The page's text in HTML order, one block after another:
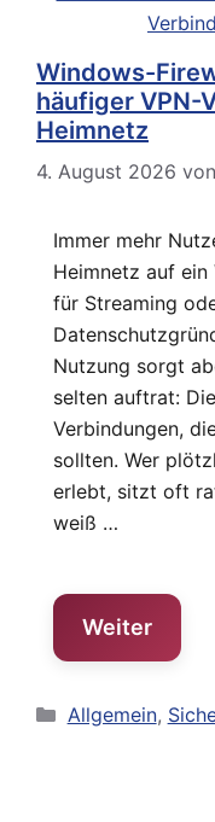
Windows-
häufiger VPN-
Heimnetz
4. August 2026 von
Immer mehr
Heimnetz auf
für Streaming
Nutzung sorgt
selten auftrat:
Verbindungen,
sollten. Wer
erlebt, sitzt oft
weiß …
Weiter
Kategorien
Allgemein,